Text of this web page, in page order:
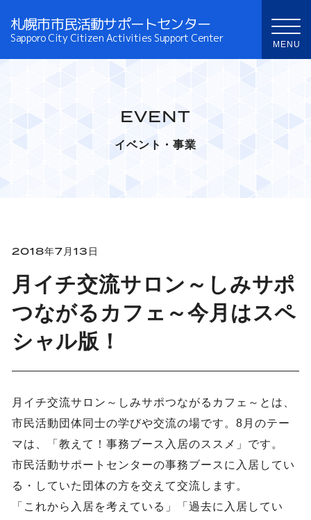
札幌市市民活動サポートセンター
Sapporo City Citizen Activities Support Center
EVENT
イベント・事業
月イチ交流サロン～しみサポ
つながるカフェ～今月はスペ
シャル版！
2018年7月13日
月イチ交流サロン～しみサポつながるカフェ～とは、
市民活動団体同士の学びや交流の場です。8月のテー
マは、「教えて！事務ブース入居のススメ」です。
市民活動サポートセンターの事務ブースに入居してい
る・していた団体の方を交えて交流します。
「これから入居を考えている」「過去に入居してい